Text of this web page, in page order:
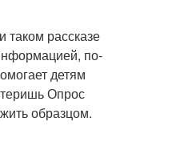
таком рассказе
по-
детям
Опрос
образцом.